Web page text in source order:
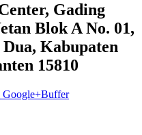
Gading
Blok A No. 01,
Kabupaten
15810
Google+Buffer